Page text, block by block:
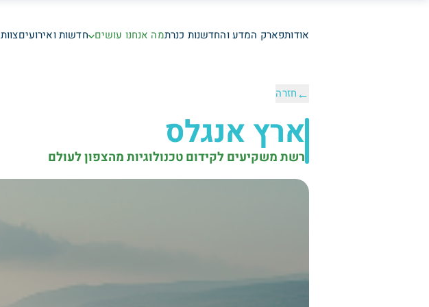
אודותפארק המדע והחדשנות כנרתמה אנחנו עושים חדשות ואירועיםצוות KIC
←חזרה
ארץ אנגלס
רשת משקיעים לקידום טכנולוגיות מהצפון לעולם